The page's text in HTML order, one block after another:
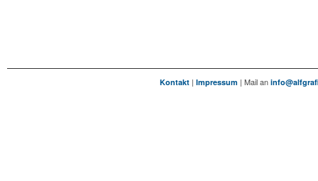
Kontakt | Impressum | Mail an